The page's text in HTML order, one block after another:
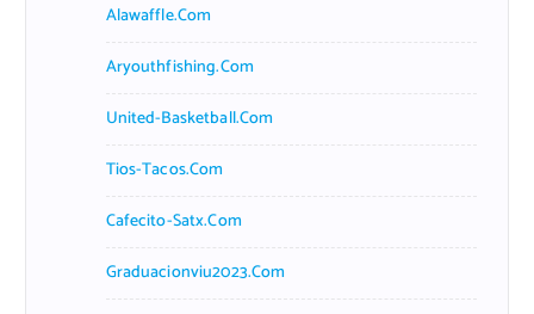
Alawaffle.com
Aryouthfishing.com
United-Basketball.com
Tios-Tacos.com
Cafecito-Satx.com
Graduacionviu2023.com